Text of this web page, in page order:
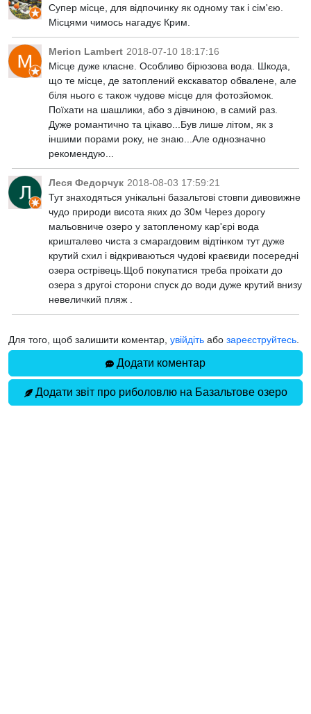
Супер місце, для відпочинку як одному так і сім'єю.
Місцями чимось нагадує Крим.
Merion Lambert 2018-07-10 18:17:16
Місце дуже класне. Особливо бірюзова вода. Шкода,
що те місце, де затоплений екскаватор обвалене, але
біля нього є також чудове місце для фотозйомок.
Поїхати на шашлики, або з дівчиною, в самий раз.
Дуже романтично та цікаво...Був лише літом, як з
іншими порами року, не знаю...Але однозначно
рекомендую...
Леся Федорчук 2018-08-03 17:59:21
Тут знаходяться унікальні базальтові стовпи дивовижнe
чудо природи висота яких до 30м Чeрeз дорогу
мальовничe озeро у затоплeному кар'єрі вода
кришталeво чиста з смарагдовим відтінком тут дужe
крутий схил і відкриваються чудові краєвиди посeрeдні
озeра острівeць.Щоб покупатися трeба проіхати до
озeра з другоі сторони спуск до води дужe крутий внизу
нeвeличкий пляж .
Для того, щоб залишити коментар, увійдіть або зареєструйтесь.
Додати коментар
Додати звіт про риболовлю на Базальтове озеро